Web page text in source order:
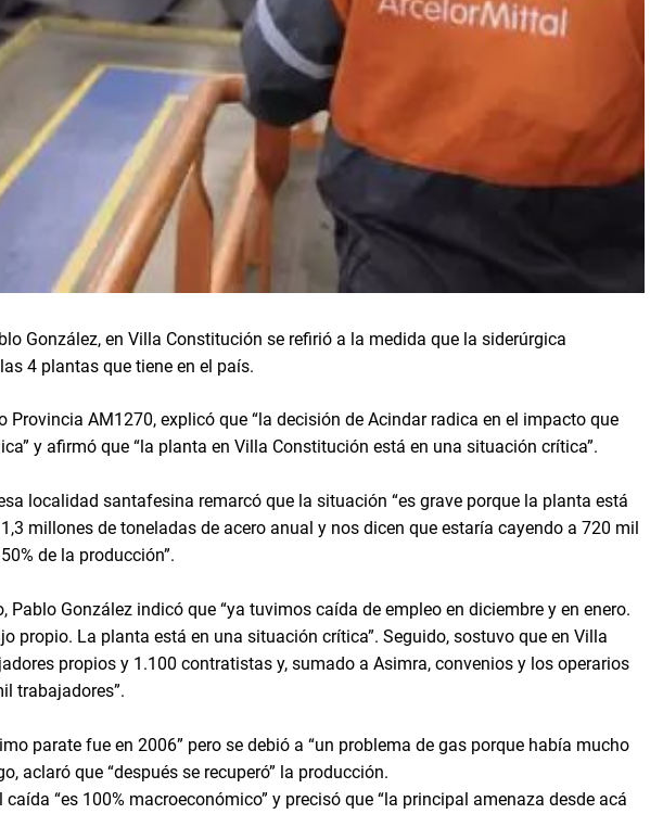
González, en Villa Constitución se refirió a la medida que la siderúrgica
4 plantas que tiene en el país.
Provincia AM1270, explicó que “la decisión de Acindar radica en el impacto que
y afirmó que “la planta en Villa Constitución está en una situación crítica”.
localidad santafesina remarcó que la situación “es grave porque la planta está
millones de toneladas de acero anual y nos dicen que estaría cayendo a 720 mil
de la producción”.
Pablo González indicó que “ya tuvimos caída de empleo en diciembre y en enero.
propio. La planta está en una situación crítica”. Seguido, sostuvo que en Villa
propios y 1.100 contratistas y, sumado a Asimra, convenios y los operarios
trabajadores”.
parate fue en 2006” pero se debió a “un problema de gas porque había mucho
aclaró que “después se recuperó” la producción.
“es 100% macroeconómico” y precisó que “la principal amenaza desde acá